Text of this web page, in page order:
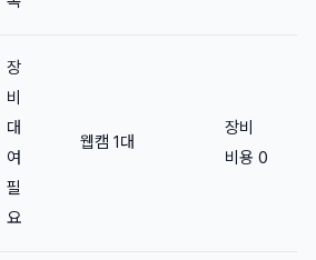
장
비
대
여
필
요
웹캠 1대
장비
비용 0